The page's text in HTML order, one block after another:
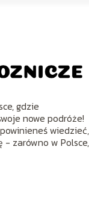
gdzie
nowe podróże!
wiedzieć,
- zarówno w Polsce,